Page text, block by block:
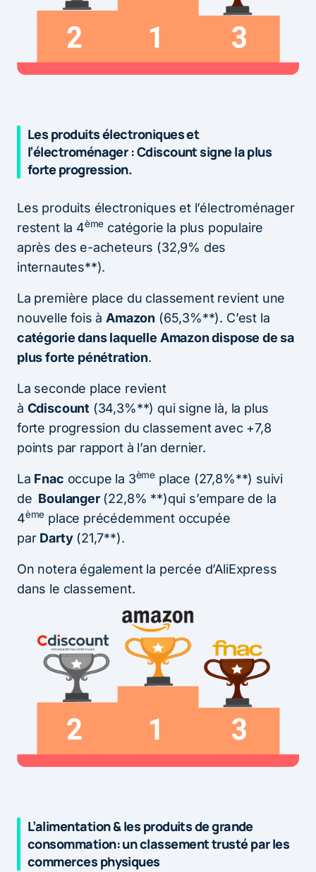
Les produits électroniques et
l’électroménager : Cdiscount signe la plus
forte progression.
Les produits électroniques et l’électroménager
restent la 4ème catégorie la plus populaire
après des e-acheteurs (32,9% des
internautes**).
La première place du classement revient une
nouvelle fois à Amazon (65,3%**). C’est la
catégorie dans laquelle Amazon dispose de sa
plus forte pénétration.
La seconde place revient
à Cdiscount (34,3%**) qui signe là, la plus
forte progression du classement avec +7,8
points par rapport à l’an dernier.
La Fnac occupe la 3ème place (27,8%**) suivi
de Boulanger(22,8% **)qui s’empare de la
4ème place précédemment occupée
par Darty(21,7**).
On notera également la percée d’AliExpress
dans le classement.
L’alimentation & les produits de grande
consommation: un classement trusté par les
commerces physiques